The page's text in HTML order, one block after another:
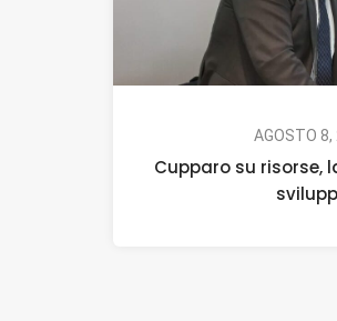
AGOSTO 8,
Cupparo su risorse,